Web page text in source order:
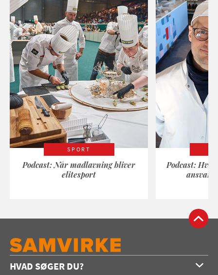
SPORT
Podcast: Når madlavning bliver
elitesport
Podcast:
HVAD SØGER DU?